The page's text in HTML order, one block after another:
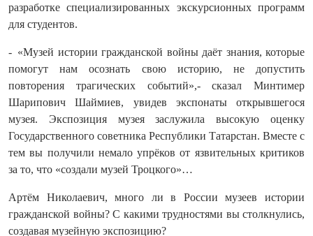
разработке специализированных экскурсионных программ
для студентов.
- «Музей истории гражданской войны даёт знания, которые
помогут нам осознать свою историю, не допустить
повторения трагических событий»,- сказал Минтимер
Шарипович Шаймиев, увидев экспонаты открывшегося
музея. Экспозиция музея заслужила высокую оценку
Государственного советника Республики Татарстан. Вместе с
тем вы получили немало упрёков от язвительных критиков
за то, что «создали музей Троцкого»…
Артём Николаевич, много ли в России музеев истории
гражданской войны? С какими трудностями вы столкнулись,
создавая музейную экспозицию?